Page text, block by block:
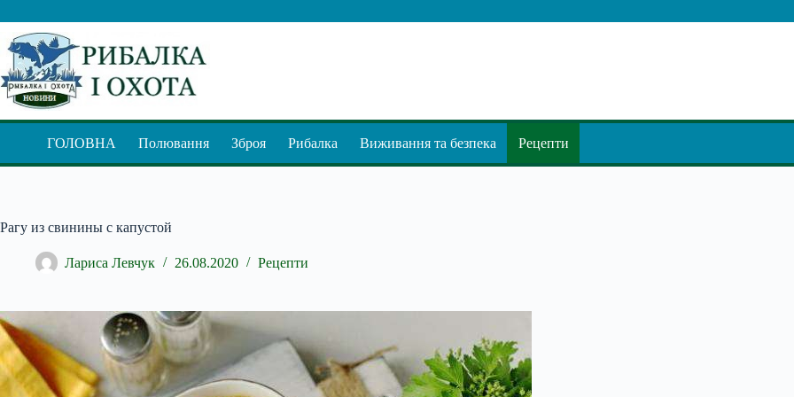
до
вмісту
ГОЛОВНА Полювання Зброя Рибалка Виживання та безпека Рецепти
Рагу из свинины с капустой
Лариса Левчук 26.08.2020 Рецепти